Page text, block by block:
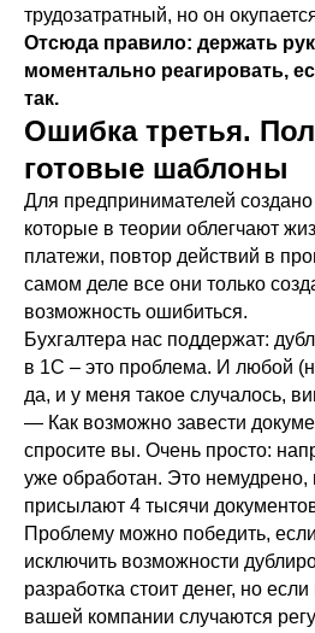
трудозатратный, но он
Отсюда правило: держать
моментально реагировать,
так.
Ошибка третья.
готовые шаблоны
Для предпринимателей
которые в теории облегчают
платежи, повтор действий в
самом деле все они только
возможность ошибиться.
Бухгалтера нас поддержат:
в 1С – это проблема. И любой
да, и у меня такое случалось,
— Как возможно завести
спросите вы. Очень просто:
уже обработан. Это немудрено,
присылают 4 тысячи
Проблему можно победить,
исключить возможности
разработка стоит денег, но
вашей компании случаются